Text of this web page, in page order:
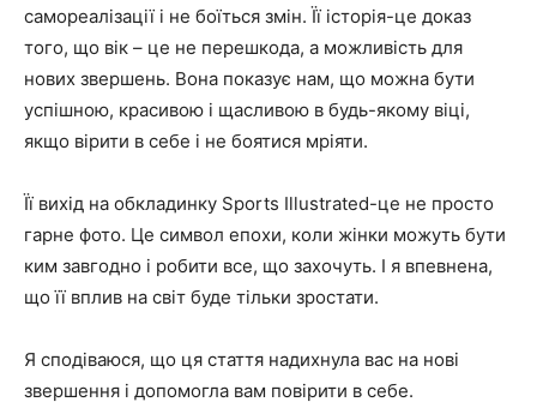
самореалізації і не боїться змін. Її історія-це доказ
того, що вік – це не перешкода, а можливість для
нових звершень. Вона показує нам, що можна бути
успішною, красивою і щасливою в будь-якому віці,
якщо вірити в себе і не боятися мріяти.
Її вихід на обкладинку Sports Illustrated-це не просто
гарне фото. Це символ епохи, коли жінки можуть бути
ким завгодно і робити все, що захочуть. І я впевнена,
що її вплив на світ буде тільки зростати.
Я сподіваюся, що ця стаття надихнула вас на нові
звершення і допомогла вам повірити в себе.